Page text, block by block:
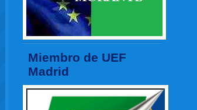
Miembro de UEF
Madrid